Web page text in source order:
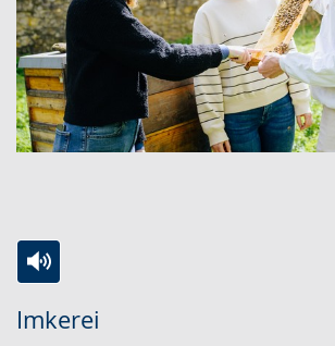
Imkerei
Leichten
Audio-
Video